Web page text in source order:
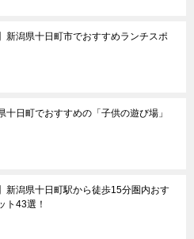
新潟県十日町市でおすすめランチスポ
十日町でおすすめの「子供の遊び場」
新潟県十日町駅から徒歩15分圏内おす
ト43選！